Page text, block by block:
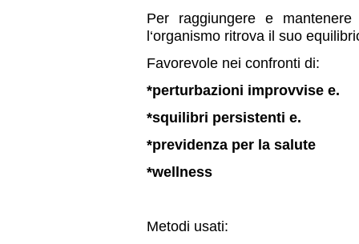
Per raggiungere e
l‘organismo ritrova il suo
Favorevole nei confronti di:
*perturbazioni improvvise e.
*squilibri persistenti e.
*previdenza per la salute
*wellness
Metodi usati: